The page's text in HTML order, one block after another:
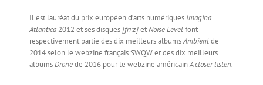
Il est lauréat du prix européen d’arts numériques Imagina
Atlantica2012 et ses disques [fri:z]etNoise Levelfont
respectivement partie des dix meilleurs albumsAmbientde
2014 selon le webzine français SWQW et des dix meilleurs
albumsDronede 2016 pour le webzine américainA closer listen.